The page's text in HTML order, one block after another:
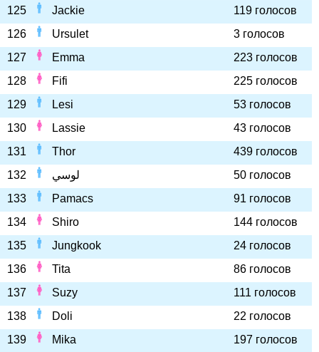
125
Jackie
119 голосов
126
Ursulet
3 голосов
127
Emma
223 голосов
128
Fifi
225 голосов
129
Lesi
53 голосов
130
Lassie
43 голосов
131
Thor
439 голосов
132
لوسي
50 голосов
133
Pamacs
91 голосов
134
Shiro
144 голосов
135
Jungkook
24 голосов
136
Tita
86 голосов
137
Suzy
111 голосов
138
Doli
22 голосов
139
Mika
197 голосов